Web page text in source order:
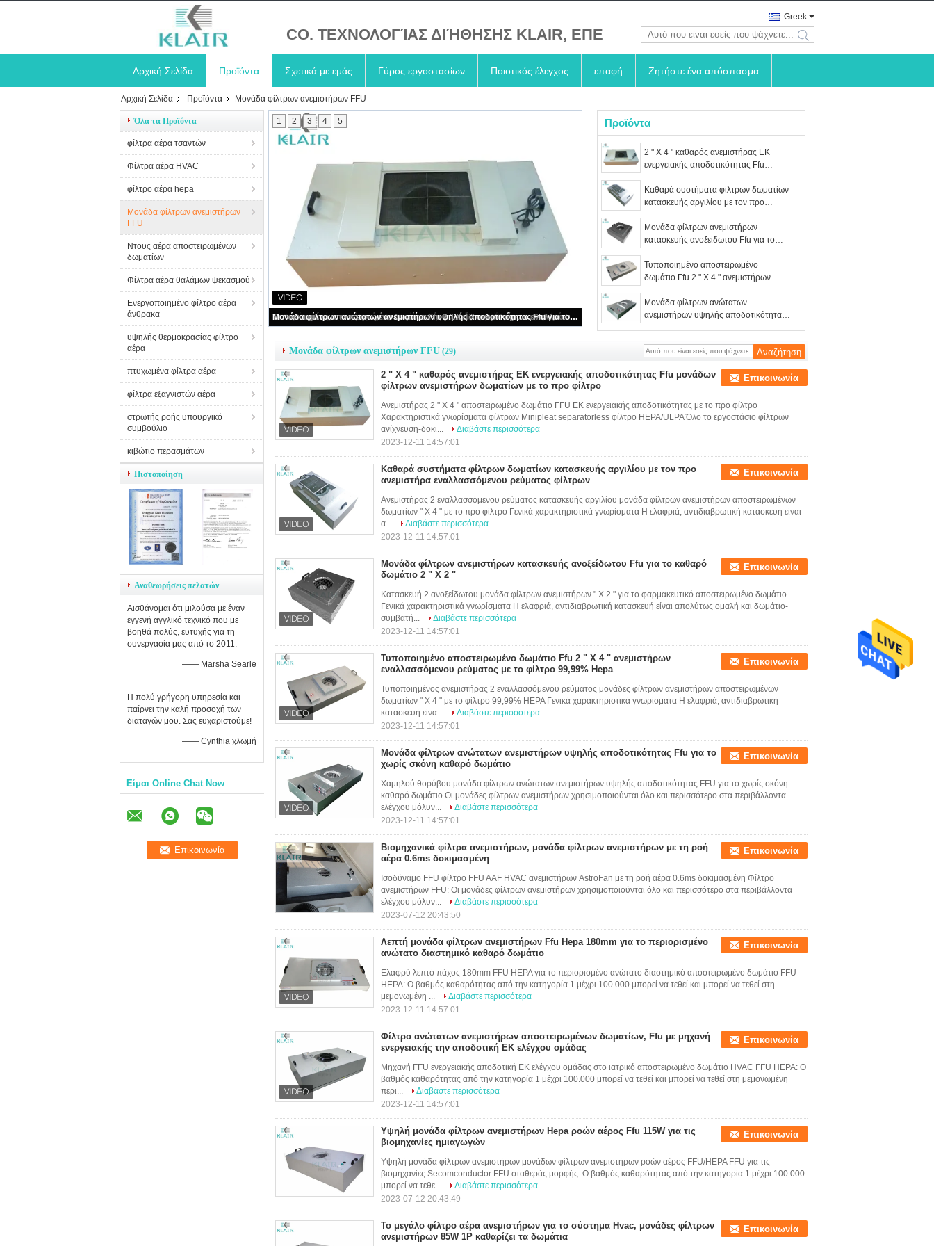
CO. ΤΕΧΝΟΛΟΓΊΑΣ ΔΙΉΘΗΣΗΣ KLAIR, ΕΠΕ
Greek
search
Αρχική Σελίδα Προϊόντα Σχετικά με εμάς Γύρος εργοστασίων Ποιοτικός έλεγχος επαφή Ζητήστε ένα απόσπασμα
Αρχική Σελίδα Προϊόντα Μονάδα φίλτρων ανεμιστήρων FFU
Όλα τα Προϊόντα
φίλτρα αέρα τσαντών
Φίλτρα αέρα HVAC
φίλτρο αέρα hepa
Μονάδα φίλτρων ανεμιστήρων
FFU
Ντους αέρα αποστειρωμένων
δωματίων
Φίλτρα αέρα θαλάμων ψεκασμού
Ενεργοποιημένο φίλτρο αέρα
άνθρακα
υψηλής θερμοκρασίας φίλτρο
αέρα
πτυχωμένα φίλτρα αέρα
φίλτρα εξαγνιστών αέρα
στρωτής ροής υπουργικό
συμβούλιο
κιβώτιο περασμάτων
Πιστοποίηση
Αναθεωρήσεις πελατών
Αισθάνομαι ότι μιλούσα με έναν
εγγενή αγγλικό τεχνικό που με
βοηθά πολύς, ευτυχής για τη
συνεργασία μας από το 2011.
—— Marsha Searle
Η πολύ γρήγορη υπηρεσία και
παίρνει την καλή προσοχή των
διαταγών μου. Σας ευχαριστούμε!
—— Cynthia χλωμή
Είμαι Online Chat Now
2 " Χ 4 " καθαρός ανεμιστήρας ΕΚ ενεργειακής αποδοτικότητας Ffu μονάδων φίλτρων ανεμιστήρων δωματίων με το προ φίλτρο
1 2 3 4 5 Προϊόντα
2 " Χ 4 " καθαρός ανεμιστήρας ΕΚ
ενεργειακής αποδοτικότητας Ffu
δωματίων με το προ φίλτρο
Καθαρά συστήματα φίλτρων δωματίων
κατασκευής αργιλίου με τον προ
φίλτρων
Μονάδα φίλτρων ανεμιστήρων
κατασκευής ανοξείδωτου Ffu για το
Τυποποιημένο αποστειρωμένο
δωμάτιο Ffu 2 " Χ 4 " ανεμιστήρων
φίλτρο 99,99% Hepa
Μονάδα φίλτρων ανώτατων
ανεμιστήρων υψηλής αποδοτικότητας
Μονάδα φίλτρων ανεμιστήρων FFU (29)
2 " Χ 4 " καθαρός ανεμιστήρας ΕΚ ενεργειακής αποδοτικότητας Ffu μονάδων
φίλτρων ανεμιστήρων δωματίων με το προ φίλτρο
Επικοινωνία
Ανεμιστήρας 2 " Χ 4 " αποστειρωμένο δωμάτιο FFU ΕΚ ενεργειακής αποδοτικότητας με το προ φίλτρο
Χαρακτηριστικά γνωρίσματα φίλτρων Minipleat separatorless φίλτρο HEPA/ULPA Όλο το εργοστάσιο φίλτρων
ανίχνευση-δοκι...
Διαβάστε περισσότερα
2023-12-11 14:57:01
Καθαρά συστήματα φίλτρων δωματίων κατασκευής αργιλίου με τον προ
ανεμιστήρα εναλλασσόμενου ρεύματος φίλτρων
Επικοινωνία
Ανεμιστήρας 2 εναλλασσόμενου ρεύματος κατασκευής αργιλίου μονάδα φίλτρων ανεμιστήρων αποστειρωμένων
δωματίων " Χ 4 " με το προ φίλτρο Γενικά χαρακτηριστικά γνωρίσματα Η ελαφριά, αντιδιαβρωτική κατασκευή είναι
α...
Διαβάστε περισσότερα
2023-12-11 14:57:01
Μονάδα φίλτρων ανεμιστήρων κατασκευής ανοξείδωτου Ffu για το καθαρό
δωμάτιο 2 " Χ 2 "
Επικοινωνία
Κατασκευή 2 ανοξείδωτου μονάδα φίλτρων ανεμιστήρων " Χ 2 " για το φαρμακευτικό αποστειρωμένο δωμάτιο
Γενικά χαρακτηριστικά γνωρίσματα Η ελαφριά, αντιδιαβρωτική κατασκευή είναι απολύτως ομαλή και δωμάτιο-
συμβατή...
Διαβάστε περισσότερα
2023-12-11 14:57:01
Τυποποιημένο αποστειρωμένο δωμάτιο Ffu 2 " Χ 4 " ανεμιστήρων
εναλλασσόμενου ρεύματος με το φίλτρο 99,99% Hepa
Επικοινωνία
Τυποποιημένος ανεμιστήρας 2 εναλλασσόμενου ρεύματος μονάδες φίλτρων ανεμιστήρων αποστειρωμένων
δωματίων " Χ 4 " με το φίλτρο 99,99% HEPA Γενικά χαρακτηριστικά γνωρίσματα Η ελαφριά, αντιδιαβρωτική
κατασκευή είνα...
Διαβάστε περισσότερα
2023-12-11 14:57:01
Μονάδα φίλτρων ανώτατων ανεμιστήρων υψηλής αποδοτικότητας Ffu για το
χωρίς σκόνη καθαρό δωμάτιο
Επικοινωνία
Χαμηλού θορύβου μονάδα φίλτρων ανώτατων ανεμιστήρων υψηλής αποδοτικότητας FFU για το χωρίς σκόνη
καθαρό δωμάτιο Οι μονάδες φίλτρων ανεμιστήρων χρησιμοποιούνται όλο και περισσότερο στα περιβάλλοντα
ελέγχου μόλυν...
Διαβάστε περισσότερα
2023-12-11 14:57:01
Βιομηχανικά φίλτρα ανεμιστήρων, μονάδα φίλτρων ανεμιστήρων με τη ροή
αέρα 0.6ms δοκιμασμένη
Επικοινωνία
Ισοδύναμο FFU φίλτρο FFU AAF HVAC ανεμιστήρων AstroFan με τη ροή αέρα 0.6ms δοκιμασμένη Φίλτρο
ανεμιστήρων FFU: Οι μονάδες φίλτρων ανεμιστήρων χρησιμοποιούνται όλο και περισσότερο στα περιβάλλοντα
ελέγχου μόλυν...
Διαβάστε περισσότερα
2023-07-12 20:43:50
Λεπτή μονάδα φίλτρων ανεμιστήρων Ffu Hepa 180mm για το περιορισμένο
ανώτατο διαστημικό καθαρό δωμάτιο
Επικοινωνία
Ελαφρύ λεπτό πάχος 180mm FFU HEPA για το περιορισμένο ανώτατο διαστημικό αποστειρωμένο δωμάτιο FFU
HEPA: Ο βαθμός καθαρότητας από την κατηγορία 1 μέχρι 100.000 μπορεί να τεθεί και μπορεί να τεθεί στη
μεμονωμένη ...
Διαβάστε περισσότερα
2023-12-11 14:57:01
Φίλτρο ανώτατων ανεμιστήρων αποστειρωμένων δωματίων, Ffu με μηχανή
ενεργειακής την αποδοτική ΕΚ ελέγχου ομάδας
Επικοινωνία
Μηχανή FFU ενεργειακής αποδοτική ΕΚ ελέγχου ομάδας στο ιατρικό αποστειρωμένο δωμάτιο HVAC FFU HEPA: Ο
βαθμός καθαρότητας από την κατηγορία 1 μέχρι 100.000 μπορεί να τεθεί και μπορεί να τεθεί στη μεμονωμένη
περι...
Διαβάστε περισσότερα
2023-12-11 14:57:01
Υψηλή μονάδα φίλτρων ανεμιστήρων Hepa ροών αέρος Ffu 115W για τις
βιομηχανίες ημιαγωγών
Επικοινωνία
Υψηλή μονάδα φίλτρων ανεμιστήρων μονάδων φίλτρων ανεμιστήρων ροών αέρος FFU/HEPA FFU για τις
βιομηχανίες Secomconductor FFU σταθεράς μορφής: Ο βαθμός καθαρότητας από την κατηγορία 1 μέχρι 100.000
μπορεί να τεθε...
Διαβάστε περισσότερα
2023-07-12 20:43:49
Το μεγάλο φίλτρο αέρα ανεμιστήρων για το σύστημα Hvac, μονάδες φίλτρων
ανεμιστήρων 85W 1P καθαρίζει τα δωμάτια
Επικοινωνία